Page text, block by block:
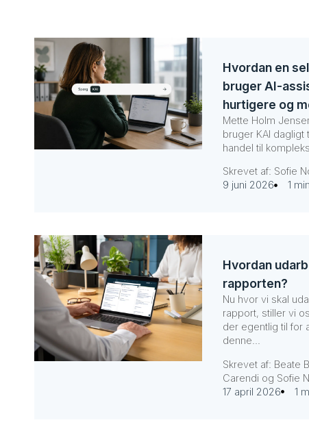
Hvordan en
bruger AI-
hurtigere og
Mette Holm
bruger KAI dagligt
handel til
Skrevet af: Sofie
9 juni 2026
1
Hvordan
rapporten?
Nu hvor vi skal
rapport, stiller vi
der egentlig til for
denne...
Skrevet af: Beate
Carendi og Sofie
17 april 2026
1